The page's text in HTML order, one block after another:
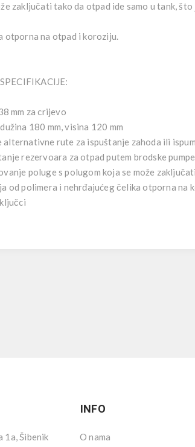
zaključati tako da otpad ide samo u tank,
otporna na otpad i koroziju.
mm za crijevo
180 mm, visina 120 mm
alternativne rute za ispuštanje zahoda ili
rezervoara za otpad putem brodske
poluge s polugom koja se može
od polimera i nehrđajućeg čelika otporna na
1a, Šibenik
INFO
O nama